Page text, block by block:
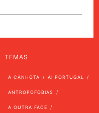
TEMAS
A CANHOTA AI PORTUGAL
ANTROPOFOBIAS
A OUTRA FACE